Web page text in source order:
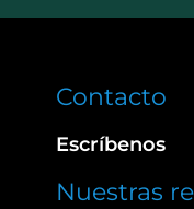
Contacto
Escríbenos
Nuestras